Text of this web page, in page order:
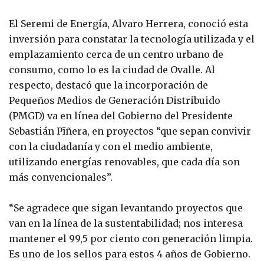
El Seremi de Energía, Alvaro Herrera, conoció esta
inversión para constatar la tecnología utilizada y el
emplazamiento cerca de un centro urbano de
consumo, como lo es la ciudad de Ovalle. Al
respecto, destacó que la incorporación de
Pequeños Medios de Generación Distribuido
(PMGD) va en línea del Gobierno del Presidente
Sebastián Pïñera, en proyectos “que sepan convivir
con la ciudadanía y con el medio ambiente,
utilizando energías renovables, que cada día son
más convencionales”.
“Se agradece que sigan levantando proyectos que
van en la línea de la sustentabilidad; nos interesa
mantener el 99,5 por ciento con generación limpia.
Es uno de los sellos para estos 4 años de Gobierno.